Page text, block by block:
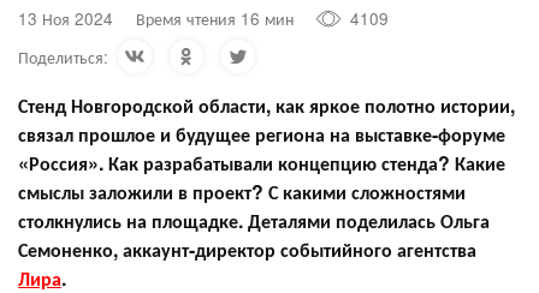
13 Ноя 2024 Время чтения 16 мин
4109
Поделиться:
Стенд Новгородской области, как яркое полотно истории,
связал прошлое и будущее региона на выставке-форуме
«Россия». Как разрабатывали концепцию стенда? Какие
смыслы заложили в проект? С какими сложностями
столкнулись на площадке. Деталями поделилась Ольга
Семоненко, аккаунт-директор событийного агентства
Лира.